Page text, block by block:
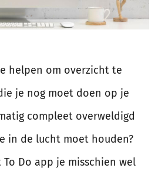
helpen om overzicht te
je nog moet doen op je
compleet overweldigd
in de lucht moet houden?
Do app je misschien wel